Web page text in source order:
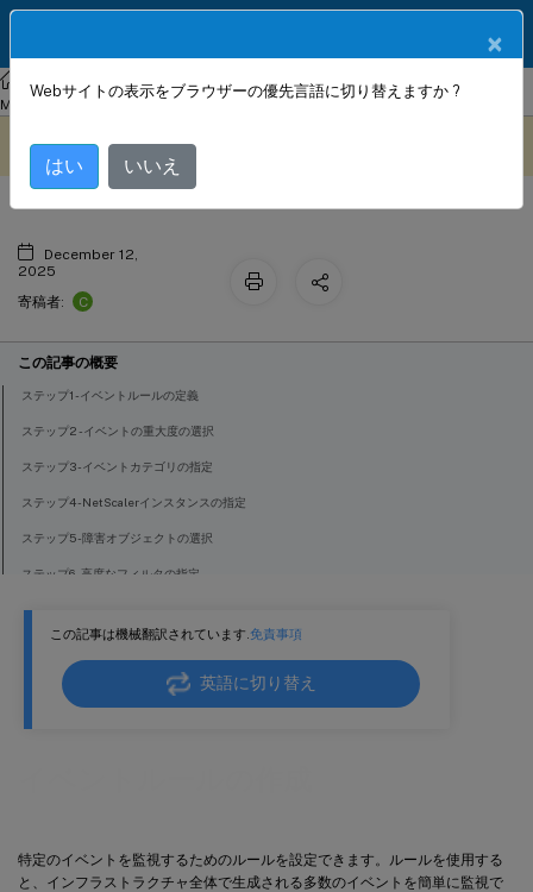
NetScalerConsole on-prem
NetScaler Application Delivery
Management 13.1
この記事は機械翻訳されています.免責事項
英語に切り替え
特定のイベントを監視するためのルールを設定できます。ルールを使用する
と、インフラストラクチャ全体で生成される多数のイベントを簡単に監視で
翻訳されています。
イベントルールの作成
December 12,
2025
寄稿者:
C
この記事の概要
ステップ1 - イベントルールの定義
ステップ2 - イベントの重大度の選択
ステップ3 - イベントカテゴリの指定
ステップ4 - NetScalerインスタンスの指定
ステップ5 - 障害オブジェクトの選択
ステップ6 - 高度なフィルタの指定
ステップ7 - イベントルールアクションの追加
×
Webサイトの表示をブラウザーの優先言語に切り替えますか ?
はい いいえ